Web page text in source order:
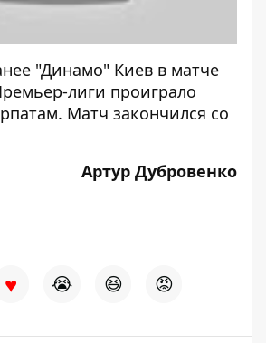
"Динамо" Киев в матче
лиги проиграло
. Матч закончился со
Артур Дубровенко
♥ 😭 😆 😡